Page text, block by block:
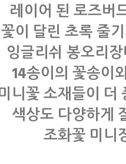
레이어 된 로즈버
꽃이 달린 초록 줄
잉글리쉬 봉오리
14송이의 꽃송이
니꽃 소재들이 더
색상도 다양하게
조화꽃 미니